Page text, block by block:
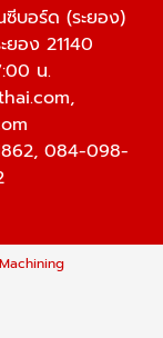
บอร์ด (ระยอง)
อง 21140
น.
,
, 084-098-